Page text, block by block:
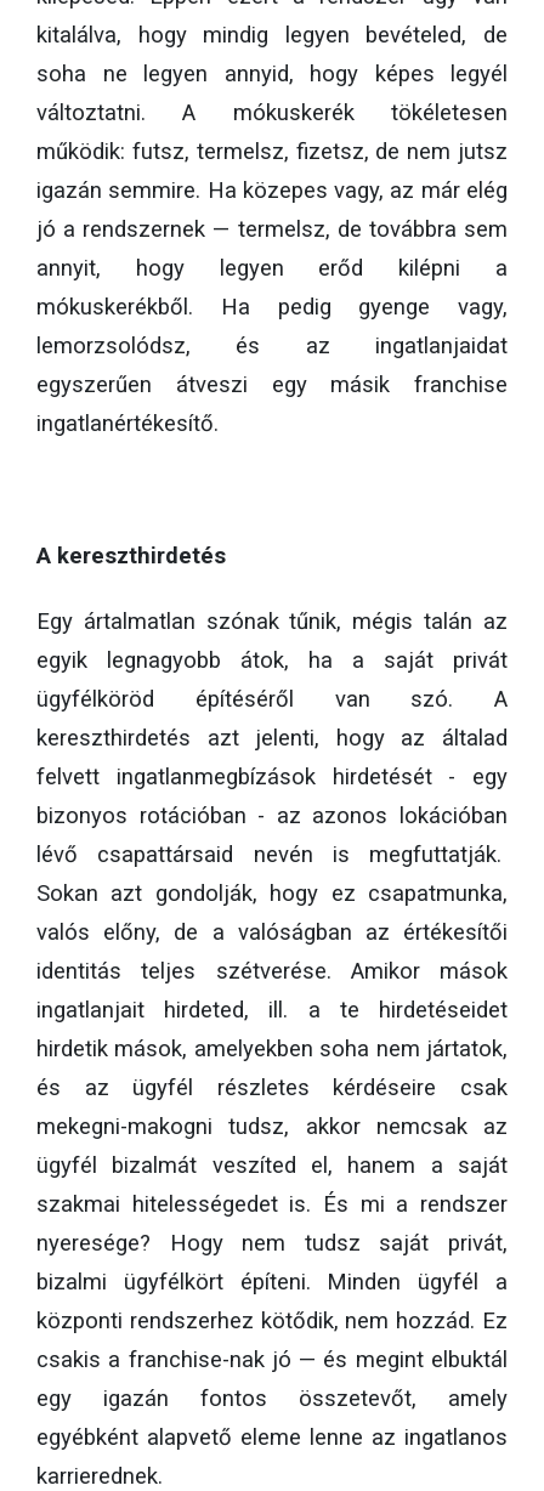
kitalálva, hogy mindig legyen bevételed, de
soha ne legyen annyid, hogy képes legyél
változtatni. A mókuskerék tökéletesen
működik: futsz, termelsz, fizetsz, de nem jutsz
igazán semmire. Ha közepes vagy, az már elég
jó a rendszernek — termelsz, de továbbra sem
annyit, hogy legyen erőd kilépni a
mókuskerékből. Ha pedig gyenge vagy,
lemorzsolódsz, és az ingatlanjaidat
egyszerűen átveszi egy másik franchise
ingatlanértékesítő.
A kereszthirdetés
Egy ártalmatlan szónak tűnik, mégis talán az
egyik legnagyobb átok, ha a saját privát
ügyfélköröd építéséről van szó. A
kereszthirdetés azt jelenti, hogy az általad
felvett ingatlanmegbízások hirdetését - egy
bizonyos rotációban - az azonos lokációban
lévő csapattársaid nevén is megfuttatják.
Sokan azt gondolják, hogy ez csapatmunka,
valós előny, de a valóságban az értékesítői
identitás teljes szétverése. Amikor mások
ingatlanjait hirdeted, ill. a te hirdetéseidet
hirdetik mások, amelyekben soha nem jártatok,
és az ügyfél részletes kérdéseire csak
mekegni-makogni tudsz, akkor nemcsak az
ügyfél bizalmát veszíted el, hanem a saját
szakmai hitelességedet is. És mi a rendszer
nyeresége? Hogy nem tudsz saját privát,
bizalmi ügyfélkört építeni. Minden ügyfél a
központi rendszerhez kötődik, nem hozzád. Ez
csakis a franchise-nak jó — és megint elbuktál
egy igazán fontos összetevőt, amely
egyébként alapvető eleme lenne az ingatlanos
karrierednek.